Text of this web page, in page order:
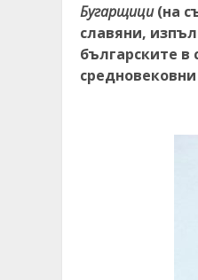
Бугарщици(на
славяни,
българските в